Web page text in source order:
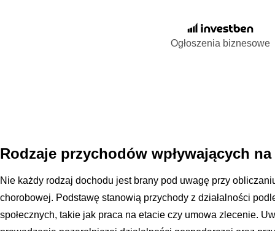
Ogłoszenia biznesowe
Rodzaje przychodów wpływających
Nie każdy rodzaj dochodu jest brany pod uwagę przy
chorobowej. Podstawę stanowią przychody z działalności
społecznych, takie jak praca na etacie czy umowa zlecenie.